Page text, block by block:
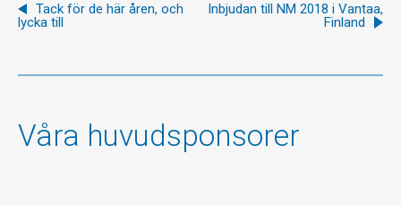
Tack för de här åren, och
lycka till
Inbjudan till NM 2018 i Vantaa,
Finland
Våra huvudsponsorer